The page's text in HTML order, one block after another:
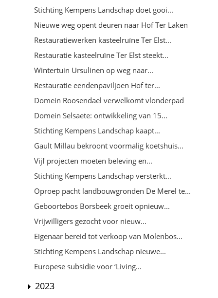
Stichting Kempens Landschap doet gooi...
Nieuwe weg opent deuren naar Hof Ter Laken
Restauratiewerken kasteelruïne Ter Elst...
Restauratie kasteelruïne Ter Elst steekt...
Wintertuin Ursulinen op weg naar...
Restauratie eendenpaviljoen Hof ter...
Domein Roosendael verwelkomt vlonderpad
Domein Selsaete: ontwikkeling van 15...
Stichting Kempens Landschap kaapt...
Gault Millau bekroont voormalig koetshuis...
Vijf projecten moeten beleving en...
Stichting Kempens Landschap versterkt...
Oproep pacht landbouwgronden De Merel te...
Geboortebos Borsbeek groeit opnieuw...
Vrijwilligers gezocht voor nieuw...
Eigenaar bereid tot verkoop van Molenbos...
Stichting Kempens Landschap nieuwe...
Europese subsidie voor ‘Living...
2023